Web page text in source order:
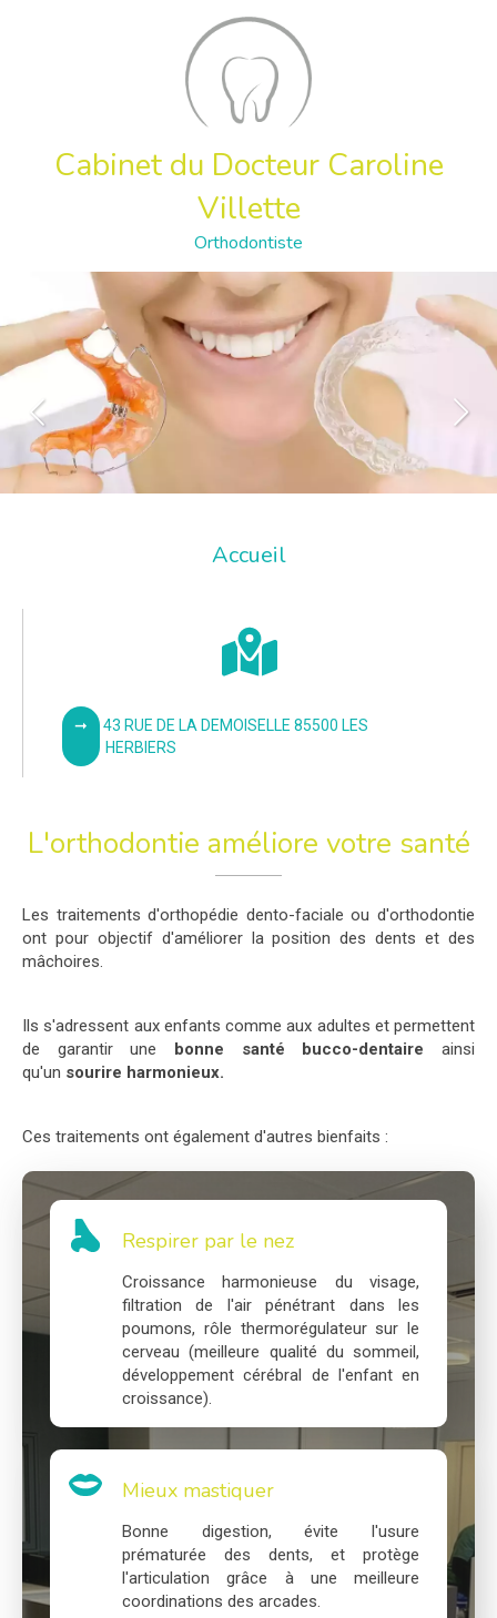
Cabinet du Docteur Caroline
Villette
Orthodontiste
Slide précédent Slide
Accueil
43 RUE DE LA DEMOISELLE 85500 LES
HERBIERS
L'orthodontie améliore votre santé
Les traitements d'orthopédie dento-faciale ou d'orthodontie
ont pour objectif d'améliorer la position des dents et des
mâchoires.
Ils s'adressent aux enfants comme aux adultes et permettent
de garantir une bonne santé bucco-dentaire
ainsi
qu'un sourire harmonieux.
Ces traitements ont également d'autres bienfaits :
Respirer par le nez
Croissance harmonieuse du visage,
filtration de l'air pénétrant dans les
poumons, rôle thermorégulateur sur le
cerveau (meilleure qualité du sommeil,
développement cérébral de l'enfant en
croissance).
Mieux mastiquer
Bonne digestion, évite l'usure
prématurée des dents, et protège
l'articulation grâce à une meilleure
coordinations des arcades.